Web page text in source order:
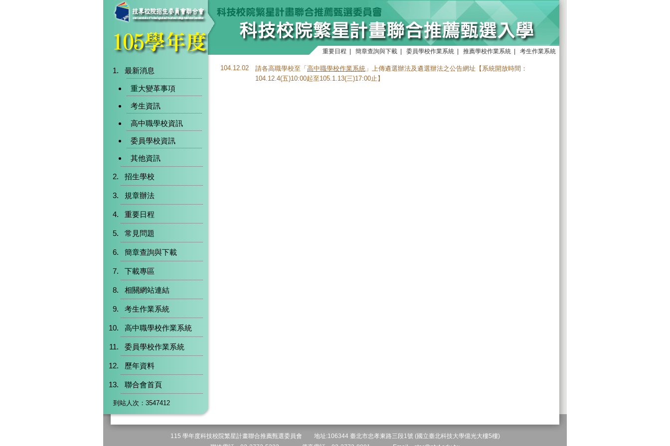
重要日程 簡章查詢與下載 委員學校作業系統 推薦學校作業系統 考生作業系統
最新消息
重大變革事項
考生資訊
高中職學校資訊
委員學校資訊
其他資訊
招生學校
規章辦法
重要日程
常見問題
簡章查詢與下載
下載專區
相關網站連結
考生作業系統
高中職學校作業系統
委員學校作業系統
歷年資料
聯合會首頁
到站人次：3547412
104.12.02 請各高職學校至「 高中職學校作業系統 」上傳遴選辦法及遴選辦法之公告網址【系統開放時間：
104.12.4(五)10:00起至105.1.13(三)17:00止】
115 學年度科技校院繁星計畫聯合推薦甄選委員會 地址:106344 臺北市忠孝東路三段1號 (國立臺北科技大學億光大樓5樓)